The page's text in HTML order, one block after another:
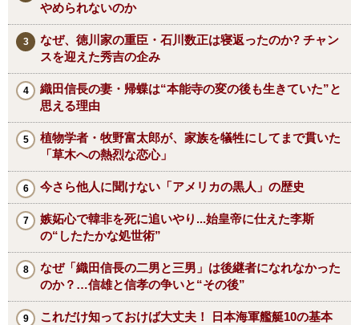
やめられないのか
なぜ、徳川家の重臣・石川数正は寝返ったのか? チャン
スを迎えた秀吉の企み
織田信長の妻・帰蝶は“本能寺の変の後も生きていた”と
思える理由
植物学者・牧野富太郎が、家族を犠牲にしてまで貫いた
「草木への熱烈な恋心」
今さら他人に聞けない「アメリカの黒人」の歴史
嫉妬心で韓非を死に追いやり...始皇帝に仕えた李斯
の“したたかな処世術”
なぜ「織田信長の二男と三男」は後継者になれなかった
のか？…信雄と信孝の争いと“その後”
これだけ知っておけば大丈夫！ 日本海軍艦艇10の基本